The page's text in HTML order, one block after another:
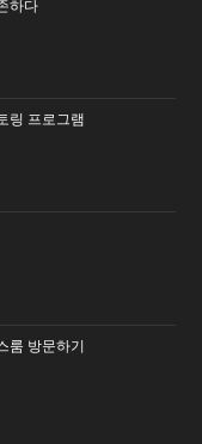
하다
링 프로그램
룸 방문하기